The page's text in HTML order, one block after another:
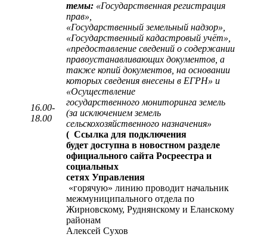
16.00-
18.00
темы: «Государственная регистрация
прав»,
«Государственный земельный надзор»,
«Государственный кадастровый учёт»,
«предоставление сведений о содержании
правоустанавливающих документов, а
также копий документов, на основании
которых сведения внесены в ЕГРН» и
«Осуществление
государственного мониторинга земель
(за исключением земель
сельскохозяйственного назначения»
( Ссылка для подключения
будет доступна в новостном разделе
официального сайта Росреестра и
социальных
сетях Управления
«горячую» линию проводит начальник
межмуниципального отдела по
Жирновскому, Руднянскому и Еланскому
районам
Алексей Сухов